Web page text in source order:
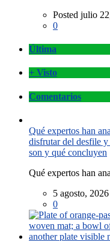
Posted julio
0
Última
+ Visto
Comentarios
Qué expertos han
disfrutar del desfile y
son y qué concluyen
Qué expertos han
5 agosto, 2026
0